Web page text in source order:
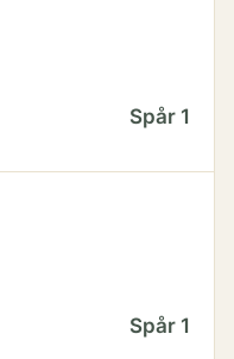
Spår 1
Spår 1